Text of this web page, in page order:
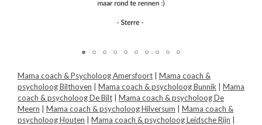
Mama coach & Psycholoog Amersfoort
Mama coach &
psycholoog Bilthoven
Mama coach & psycholoog Bunnik
Mama
coach & psycholoog De Bilt
Mama coach & psycholoog De
Meern
Mama coach & psycholoog Hilversum
Mama coach &
psycholoog Houten
Mama coach & psycholoog Leidsche Rijn